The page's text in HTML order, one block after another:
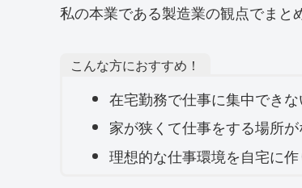
私の本業である製造業の観点でまと
こんな方におすすめ！
在宅勤務で仕事に集中できな
家が狭くて仕事をする場所
理想的な仕事環境を自宅に